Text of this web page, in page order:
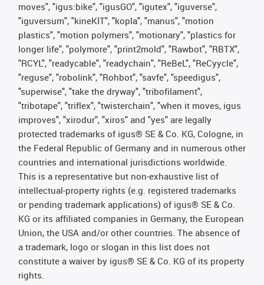
moves", "igus:bike", "igusGO", "igutex", "iguverse",
"iguversum", "kineKIT", "kopla", "manus", "motion
plastics", "motion polymers", "motionary", "plastics for
longer life", "polymore", "print2mold", "Rawbot", "RBTX",
"RCYL", "readycable", "readychain", "ReBeL", "ReCyycle",
"reguse", "robolink", "Rohbot", "savfe", "speedigus",
"superwise", "take the dryway", "tribofilament",
"tribotape", "triflex", "twisterchain", "when it moves, igus
improves", "xirodur", "xiros" and "yes" are legally
protected trademarks of igus® SE & Co. KG, Cologne, in
the Federal Republic of Germany and in numerous other
countries and international jurisdictions worldwide.
This is a representative but non-exhaustive list of
intellectual-property rights (e.g. registered trademarks
or pending trademark applications) of igus® SE & Co.
KG or its affiliated companies in Germany, the European
Union, the USA and/or other countries. The absence of
a trademark, logo or slogan in this list does not
constitute a waiver by igus® SE & Co. KG of its property
rights.